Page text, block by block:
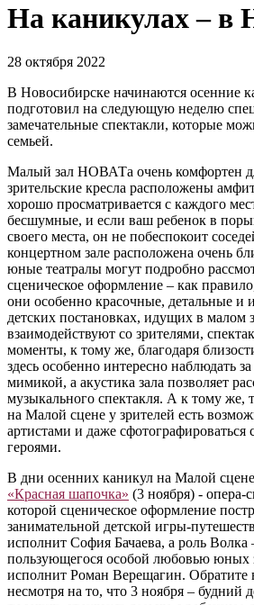
На каникулах –
28 октября 2022
В Новосибирске начинаются
подготовил на следующую неделю
замечательные спектакли, которые
семьей.
Малый зал НОВАТа очень комфортен
зрительские кресла расположены
хорошо просматривается с каждого
бесшумные, и если ваш ребенок в
своего места, он не побеспокоит
концертном зале расположена очень
юные театралы могут подробно
сценическое оформление – как
они особенно красочные, детальные и
детских постановках, идущих в малом
взаимодействуют со зрителями,
моменты, к тому же, благодаря
здесь особенно интересно наблюдать
мимикой, а акустика зала позволяет
музыкального спектакля. А к тому же,
на Малой сцене у зрителей есть
артистами и даже
героями.
В дни осенних каникул на Малой
«Красная шапочка» (3 ноября) - опера-
которой сценическое оформление
занимательной детской игры-
исполнит София Бачаева, а роль Волка
пользующегося особой любовью юных
исполнит Роман Верещагин. Обратите
несмотря на то, что 3 ноября – будний